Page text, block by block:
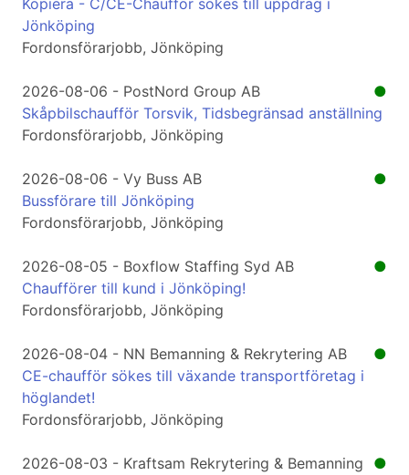
Kopiera - C/CE-Chaufför sökes till uppdrag i
Jönköping
Fordonsförarjobb, Jönköping
●
2026-08-06 - PostNord Group AB
Skåpbilschaufför Torsvik, Tidsbegränsad anställning
Fordonsförarjobb, Jönköping
●
2026-08-06 - Vy Buss AB
Bussförare till Jönköping
Fordonsförarjobb, Jönköping
●
2026-08-05 - Boxflow Staffing Syd AB
Chaufförer till kund i Jönköping!
Fordonsförarjobb, Jönköping
●
2026-08-04 - NN Bemanning & Rekrytering AB
CE-chaufför sökes till växande transportföretag i
höglandet!
Fordonsförarjobb, Jönköping
●
2026-08-03 - Kraftsam Rekrytering & Bemanning